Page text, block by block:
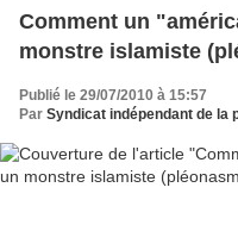
Comment un
monstre islamiste
Publié le 29/07/2010 à 15:57
Par Syndicat indépendant de la